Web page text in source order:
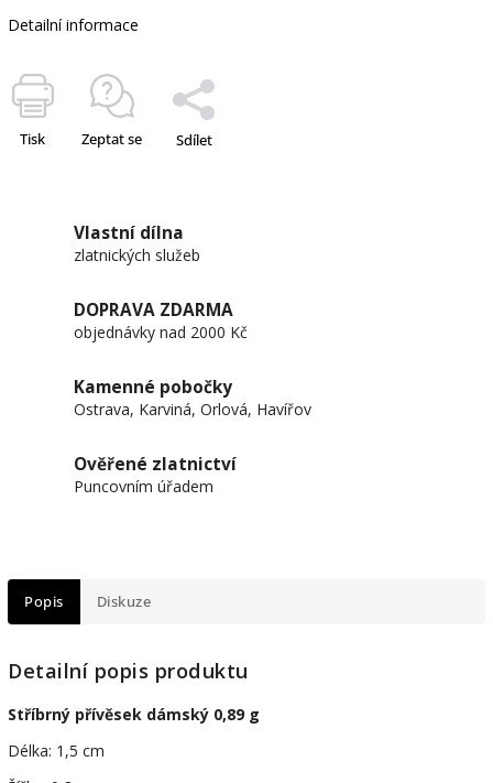
Detailní informace
Tisk Zeptat se Sdílet
Vlastní dílna
zlatnických služeb
DOPRAVA ZDARMA
objednávky nad 2000 Kč
Kamenné pobočky
Ostrava, Karviná, Orlová, Havířov
Ověřené zlatnictví
Puncovním úřadem
Popis Diskuze
Detailní popis produktu
Stříbrný přívěsek dámský 0,89 g
Délka: 1,5 cm